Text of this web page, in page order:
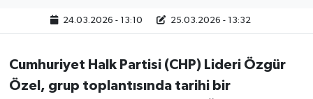
24.03.2026 - 13:10 25.03.2026 - 13:32
Cumhuriyet Halk Partisi (CHP) Lideri Özgür
Özel, grup toplantısında tarihi bir